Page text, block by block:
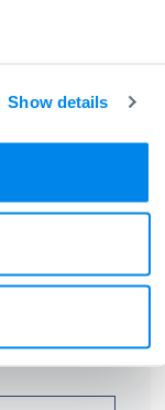
Show details
correcta